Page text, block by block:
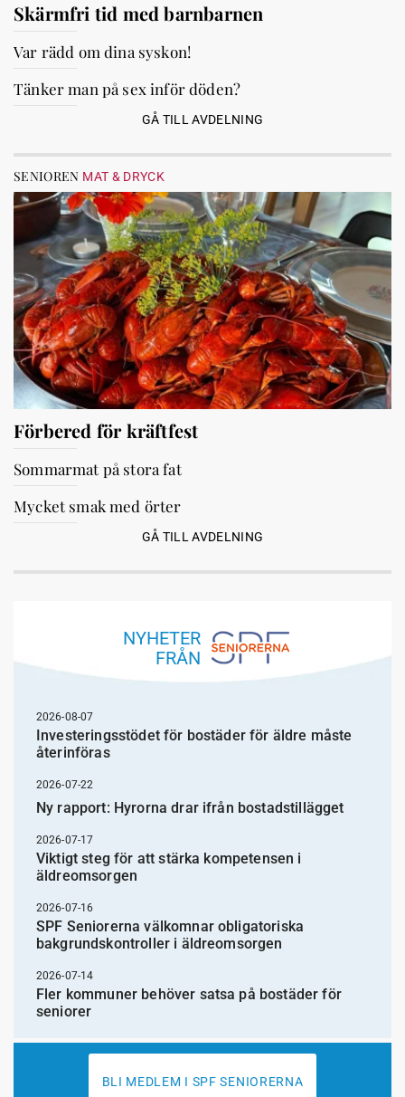
Skärmfri tid med barnbarnen
Var rädd om dina syskon!
Tänker man på sex inför döden?
GÅ TILL AVDELNING
SENIOREN MAT & DRYCK
Förbered för kräftfest
Sommarmat på stora fat
Mycket smak med örter
GÅ TILL AVDELNING
NYHETER
FRÅN
2026-08-07
Investeringsstödet för bostäder för äldre måste
återinföras
2026-07-22
Ny rapport: Hyrorna drar ifrån bostadstillägget
2026-07-17
Viktigt steg för att stärka kompetensen i
äldreomsorgen
2026-07-16
SPF Seniorerna välkomnar obligatoriska
bakgrundskontroller i äldreomsorgen
2026-07-14
Fler kommuner behöver satsa på bostäder för
seniorer
BLI MEDLEM I SPF SENIORERNA